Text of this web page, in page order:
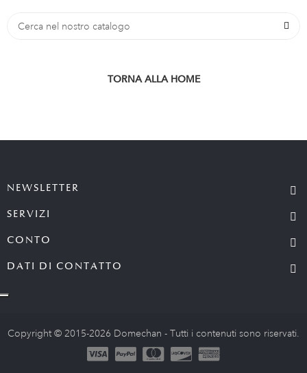
TORNA ALLA HOME
NEWSLETTER
SERVIZI
CONTO
DATI DI CONTATTO
Copyright © 2015-2026 Domechan - Tutti i contenuti sono riservati.